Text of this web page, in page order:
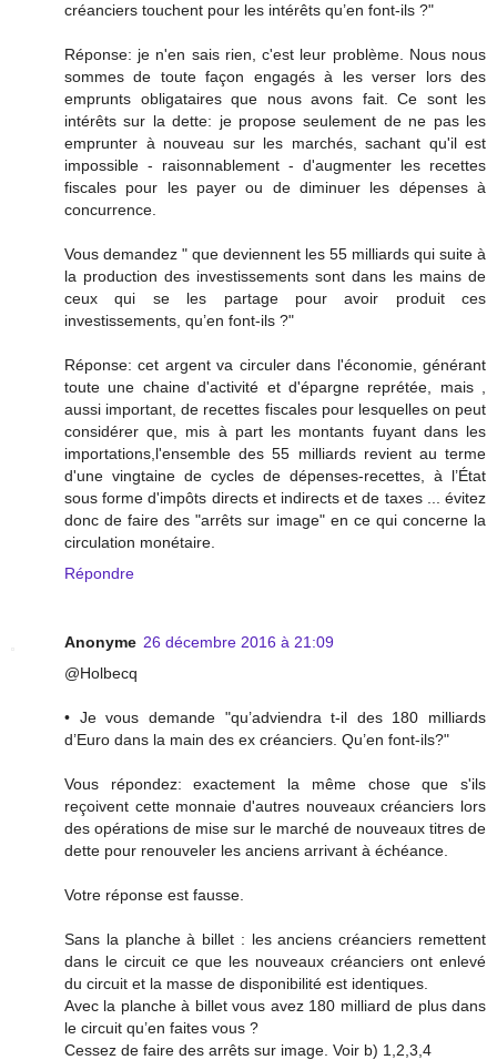
créanciers touchent pour les intérêts qu’en font-ils ?"
Réponse: je n'en sais rien, c'est leur problème. Nous nous
sommes de toute façon engagés à les verser lors des
emprunts obligataires que nous avons fait. Ce sont les
intérêts sur la dette: je propose seulement de ne pas les
emprunter à nouveau sur les marchés, sachant qu'il est
impossible - raisonnablement - d'augmenter les recettes
fiscales pour les payer ou de diminuer les dépenses à
concurrence.
Vous demandez " que deviennent les 55 milliards qui suite à
la production des investissements sont dans les mains de
ceux qui se les partage pour avoir produit ces
investissements, qu’en font-ils ?"
Réponse: cet argent va circuler dans l'économie, générant
toute une chaine d'activité et d'épargne reprétée, mais ,
aussi important, de recettes fiscales pour lesquelles on peut
considérer que, mis à part les montants fuyant dans les
importations,l'ensemble des 55 milliards revient au terme
d'une vingtaine de cycles de dépenses-recettes, à l’État
sous forme d'impôts directs et indirects et de taxes ... évitez
donc de faire des "arrêts sur image" en ce qui concerne la
circulation monétaire.
Répondre
Anonyme 26 décembre 2016 à 21:09
@Holbecq
• Je vous demande "qu’adviendra t-il des 180 milliards
d’Euro dans la main des ex créanciers. Qu’en font-ils?"
Vous répondez: exactement la même chose que s'ils
reçoivent cette monnaie d'autres nouveaux créanciers lors
des opérations de mise sur le marché de nouveaux titres de
dette pour renouveler les anciens arrivant à échéance.
Votre réponse est fausse.
Sans la planche à billet : les anciens créanciers remettent
dans le circuit ce que les nouveaux créanciers ont enlevé
du circuit et la masse de disponibilité est identiques.
Avec la planche à billet vous avez 180 milliard de plus dans
le circuit qu’en faites vous ?
Cessez de faire des arrêts sur image. Voir b) 1,2,3,4